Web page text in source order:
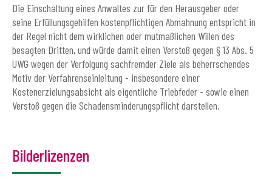
Die Einschaltung eines Anwaltes zur für den Herausgeber oder
seine Erfüllungsgehilfen kostenpflichtigen Abmahnung entspricht in
der Regel nicht dem wirklichen oder mutmaßlichen Willen des
besagten Dritten, und würde damit einen Verstoß gegen § 13 Abs. 5
UWG wegen der Verfolgung sachfremder Ziele als beherrschendes
Motiv der Verfahrenseinleitung - insbesondere einer
Kostenerzielungsabsicht als eigentliche Triebfeder - sowie einen
Verstoß gegen die Schadensminderungspflicht darstellen.
Bilderlizenzen